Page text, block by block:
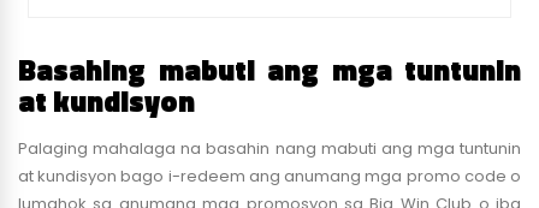
Basahing mabuti ang mga tuntunin
at kundisyon
Palaging mahalaga na basahin nang mabuti ang mga tuntunin
at kundisyon bago i-redeem ang anumang mga promo code o